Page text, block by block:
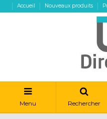
Accueil Nouveaux produits
Menu Rechercher